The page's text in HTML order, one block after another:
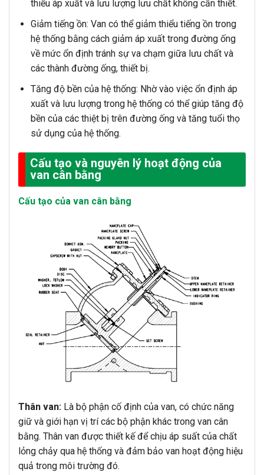
thiểu áp xuất và lưu lượng lưu chất không cần thiết.
Giảm tiếng ồn: Van có thể giảm thiểu tiếng ồn trong
hệ thống bằng cách giảm áp xuất trong đường ống
về mức ổn định tránh sự va chạm giữa lưu chất và
các thành đường ống, thiết bị.
Tăng độ bền của hệ thống: Nhờ vào việc ổn định áp
xuất và lưu lượng trong hệ thống có thể giúp tăng độ
bền của các thiệt bị trên đường ống và tăng tuổi thọ
sử dụng của hệ thống.
Cấu tạo và nguyên lý hoạt động của
van cân bằng
Cấu tạo của van cân bằng
Thân van: Là bộ phận cố định của van, có chức năng
giữ và giới hạn vị trí các bộ phận khác trong van cân
bằng. Thân van được thiết kế để chịu áp suất của chất
lỏng chảy qua hệ thống và đảm bảo van hoạt động hiệu
quả trong môi trường đó.